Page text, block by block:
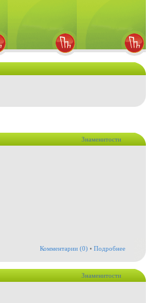
Знаменитости
Комментарии (0) • Подробнее
Знаменитости